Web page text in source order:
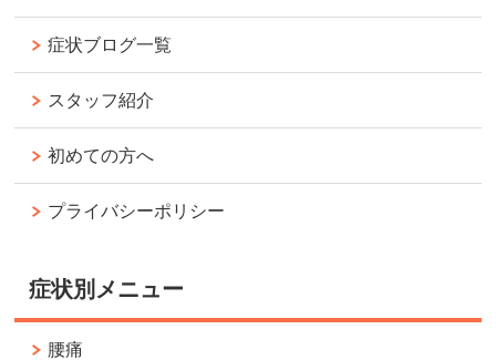
症状ブログ一覧
スタッフ紹介
初めての方へ
プライバシーポリシー
症状別メニュー
腰痛